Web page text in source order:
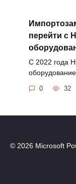
перейти с
С 2022 года
оборудование
0 32
© 2026 Microsoft